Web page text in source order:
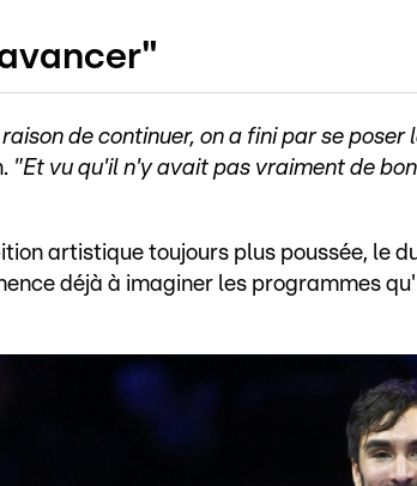
de continuer, on a fini par se
"Et vu qu'il n'y avait pas vraiment de
artistique toujours plus poussée, le
déjà à imaginer les programmes